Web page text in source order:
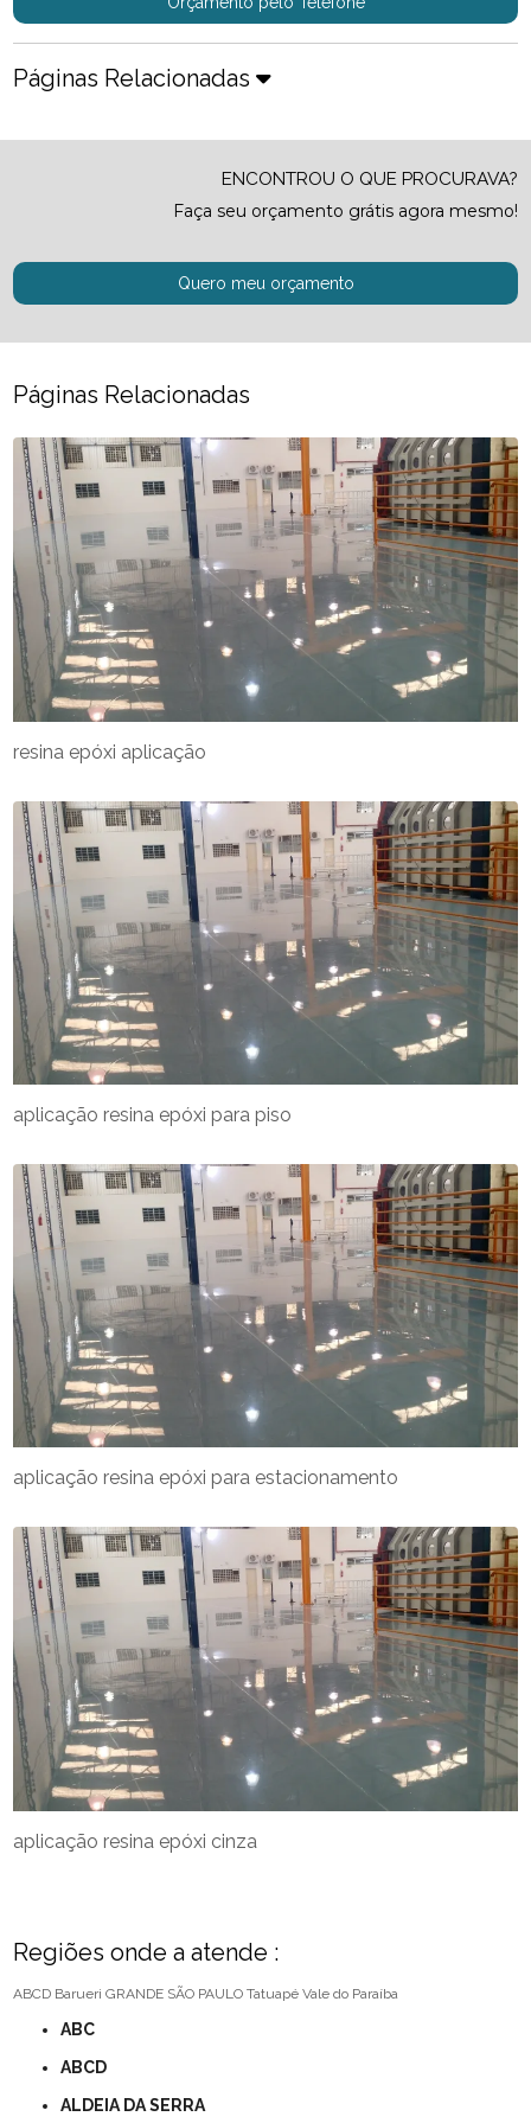
Páginas Relacionadas
ENCONTROU O QUE PROCURAVA?
Faça seu orçamento grátis agora mesmo!
Quero meu orçamento
Páginas Relacionadas
resina epóxi aplicação
aplicação resina epóxi para piso
aplicação resina epóxi para estacionamento
aplicação resina epóxi cinza
Regiões onde a atende :
ABCD Barueri GRANDE SÃO PAULO Tatuapé Vale do Paraíba
ABC
ABCD
ALDEIA DA SERRA